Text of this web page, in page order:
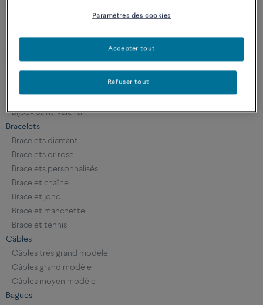
Alliances
Bijoux Saint-Valentin
Bracelets
Bracelets diamant
Bracelets or rose
Bracelets personnalisés
Bracelet chaîne
Bracelet jonc
Bracelet manchette
Bracelet tennis
Câbles
Câbles très grand modèle
Câbles grand modèle
Câbles moyen modèle
Bagues
Paramètres des cookies
Refuser tout
Accepter tout